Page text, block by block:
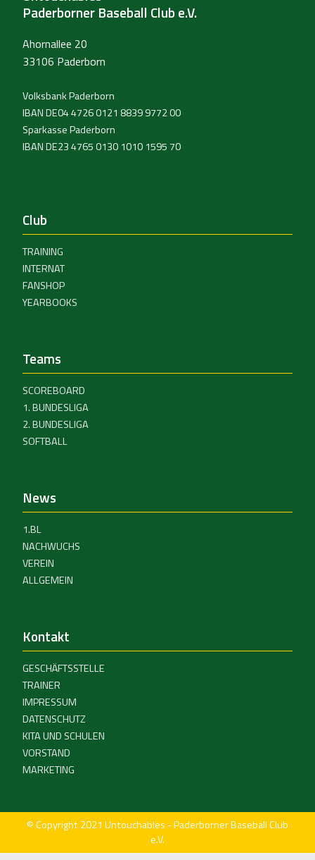
Paderborner Baseball Club e.V.
Ahornallee 20
33106 Paderborn
Volksbank Paderborn
IBAN DE04 4726 0121 8839 9772 00
Sparkasse Paderborn
IBAN DE23 4765 0130 1010 1595 70
Club
TRAINING
INTERNAT
FANSHOP
YEARBOOKS
Teams
SCOREBOARD
1. BUNDESLIGA
2. BUNDESLIGA
SOFTBALL
News
1.BL
NACHWUCHS
VEREIN
ALLGEMEIN
Kontakt
GESCHÄFTSSTELLE
TRAINER
IMPRESSUM
DATENSCHUTZ
KITA UND SCHULEN
VORSTAND
MARKETING
© Copyright 2021 Untouchables - Paderborner Baseball Club
e.V.